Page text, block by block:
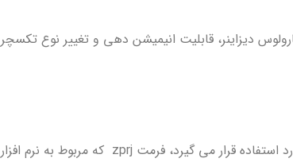
دیزاینر، قابلیت انیمیشن دهی و تغییر نوع تکسچر
در مورد فایل لایه باز، فرمت‌هایی که بیشتر مورد استفاده قرار می گیرد، فرمت zprj که مربوط به نرم افزار